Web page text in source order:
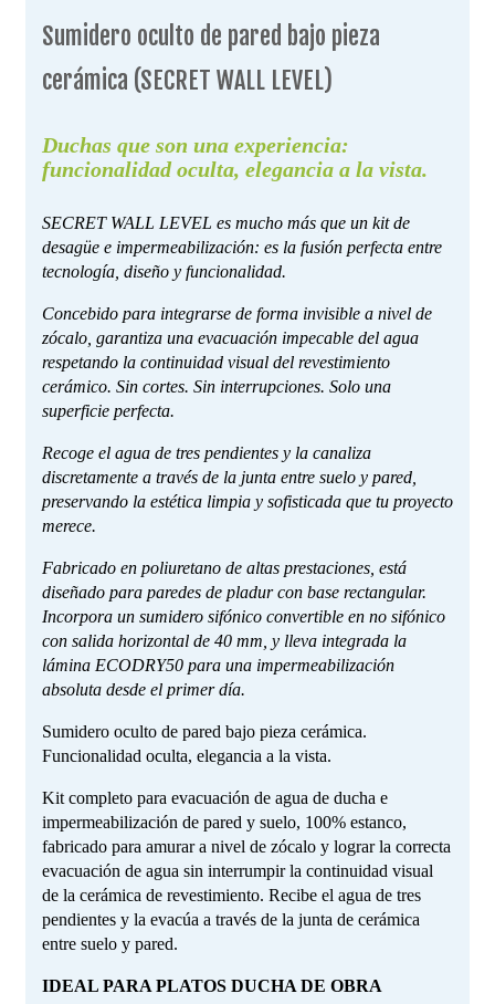
Sumidero oculto de pared bajo pieza
cerámica (SECRET WALL LEVEL)
Duchas que son una experiencia:
funcionalidad oculta, elegancia a la vista.
SECRET WALL LEVEL es mucho más que un kit de
desagüe e impermeabilización: es la fusión perfecta entre
tecnología, diseño y funcionalidad.
Concebido para integrarse de forma invisible a nivel de
zócalo, garantiza una evacuación impecable del agua
respetando la continuidad visual del revestimiento
cerámico. Sin cortes. Sin interrupciones. Solo una
superficie perfecta.
Recoge el agua de tres pendientes y la canaliza
discretamente a través de la junta entre suelo y pared,
preservando la estética limpia y sofisticada que tu proyecto
merece.
Fabricado en poliuretano de altas prestaciones, está
diseñado para paredes de pladur con base rectangular.
Incorpora un sumidero sifónico convertible en no sifónico
con salida horizontal de 40 mm, y lleva integrada la
lámina ECODRY50 para una impermeabilización
absoluta desde el primer día.
Sumidero oculto de pared bajo pieza cerámica.
Funcionalidad oculta, elegancia a la vista.
Kit completo para evacuación de agua de ducha e
impermeabilización de pared y suelo, 100% estanco,
fabricado para amurar a nivel de zócalo y lograr la correcta
evacuación de agua sin interrumpir la continuidad visual
de la cerámica de revestimiento. Recibe el agua de tres
pendientes y la evacúa a través de la junta de cerámica
entre suelo y pared.
IDEAL PARA PLATOS DUCHA DE OBRA